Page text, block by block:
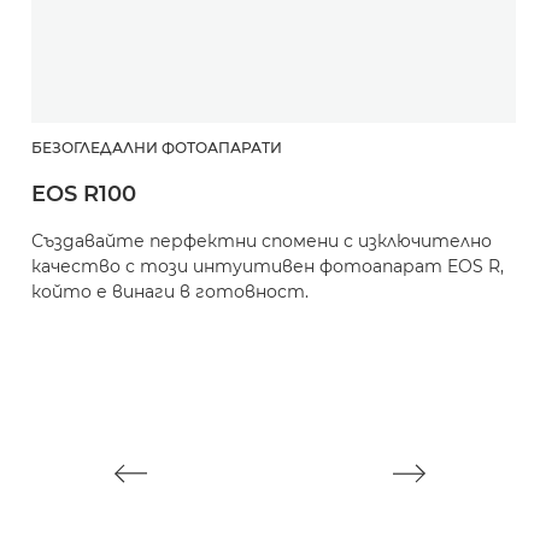
БЕЗОГЛЕДАЛНИ ФОТОАПАРАТИ
EOS R100
Създавайте перфектни спомени с изключително
качество с този интуитивен фотоапарат EOS R,
който е винаги в готовност.